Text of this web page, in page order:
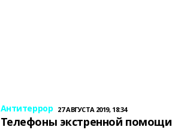
Антитеррор 27 АВГУСТА 2019, 18:34
Телефоны экстренной помощи